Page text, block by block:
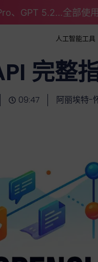
、GPT 5.2...全部使
人工智能工具
完整
09:47 阿丽埃特-